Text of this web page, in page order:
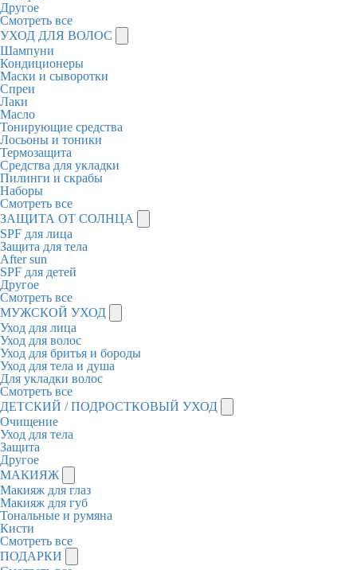
Другое
Смотреть все
УХОД ДЛЯ ВОЛОС
Шампуни
Кондиционеры
Маски и сыворотки
Спреи
Лаки
Масло
Тонирующие средства
Лосьоны и тоники
Термозащита
Средства для укладки
Пилинги и скрабы
Наборы
Смотреть все
ЗАЩИТА ОТ СОЛНЦА
SPF для лица
Защита для тела
After sun
SPF для детей
Другое
Смотреть все
МУЖСКОЙ УХОД
Уход для лица
Уход для волос
Уход для бритья и бороды
Уход для тела и душа
Для укладки волос
Смотреть все
ДЕТСКИЙ / ПОДРОСТКОВЫЙ УХОД
Очищение
Уход для тела
Защита
Другое
МАКИЯЖ
Макияж для глаз
Макияж для губ
Тональные и румяна
Кисти
Смотреть все
ПОДАРКИ